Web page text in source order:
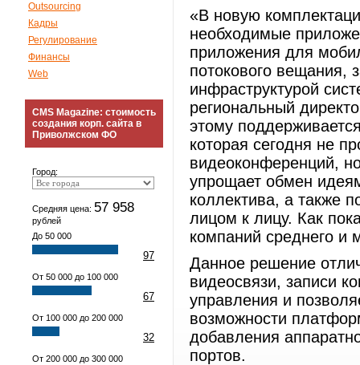
Outsourcing
Кадры
Регулирование
Финансы
Web
CMS Magazine: стоимость
создания корп. сайта в
Приволжском ФО
Город:
Средняя цена: 57 958
рублей
До 50 000
97
От 50 000 до 100 000
67
От 100 000 до 200 000
32
От 200 000 до 300 000
«В новую
необходимые
приложения для
потокового вещания,
инфраструктурой
региональный
этому
которая сегодня не
видеоконференций,
упрощает обмен
коллектива, а также
лицом к лицу. Как
компаний среднего и
Данное решение
видеосвязи, записи
управления и
возможности
добавления
портов.